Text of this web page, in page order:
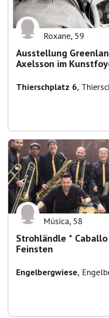
Roxane, 59
Ausstellung
Axelsson im
Thierschplatz 6,
Música, 58
Strohländle *
Feinsten
Engelbergwiese,